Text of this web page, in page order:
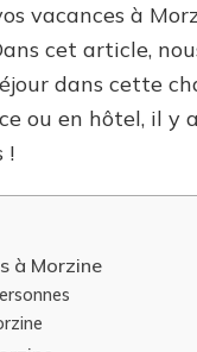
vacances à
cet article,
dans cette
ou en hôtel, il y
!
à Morzine